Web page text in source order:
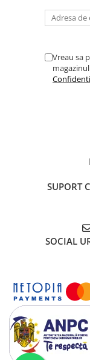
Vreau sa
SUPORT
SOCIAL